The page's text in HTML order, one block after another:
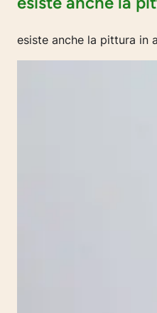
esiste anche la pittura in